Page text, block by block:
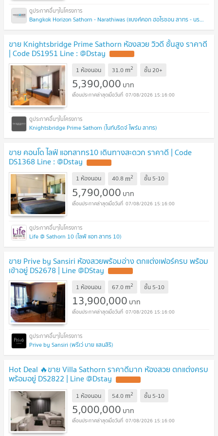
Bangkok Horizon Sathorn - Narathiwas (แบงค์คอก ฮอไรซอน สาทร - นราธิวาส)
ขาย Knightsbridge Prime Sathorn ห้องสวย วิวดี ชั้นสูง ราคาดี
| Code DS1951 Line : @Dstay
1 ห้องนอน 31.0 m2 ชั้น20+
5,390,000 บาท
07/08/2026 15:16:00
Knightsbridge Prime Sathorn (ไนท์บริดจ์ ไพร์ม สาทร)
ขาย คอนโด ไลฟ์ แอทสาทร10 เดินทางสะดวก ราคาดี | Code
DS1368 Line : @Dstay
1 ห้องนอน 40.8 m2 ชั้น 5-10
5,790,000 บาท
07/08/2026 15:16:00
Life @ Sathorn 10 (ไลฟ์ แอท สาทร 10)
ขาย Prive by Sansiri ห้องสวยพร้อมอ่าง ตกแต่งเฟอร์ครบ พร้อม
เข้าอยู่ DS2678 | Line @DStay
1 ห้องนอน 67.0 m2 ชั้น 5-10
13,900,000 บาท
07/08/2026 15:16:00
Prive by Sansiri (พรีเว่ บาย แสนสิริ)
Hot Deal 🔥ขาย Villa Sathorn ราคาดีมาก ห้องสวย ตกแต่งครบ
พร้อมอยู่ DS2822 | Line @Dstay
1 ห้องนอน 54.0 m2 ชั้น 5-10
5,000,000 บาท
07/08/2026 15:16:00